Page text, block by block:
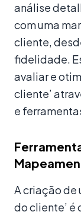
análise
com uma
cliente,
fidelidade.
avaliar e
cliente’
e
A criação de
do cliente’ é